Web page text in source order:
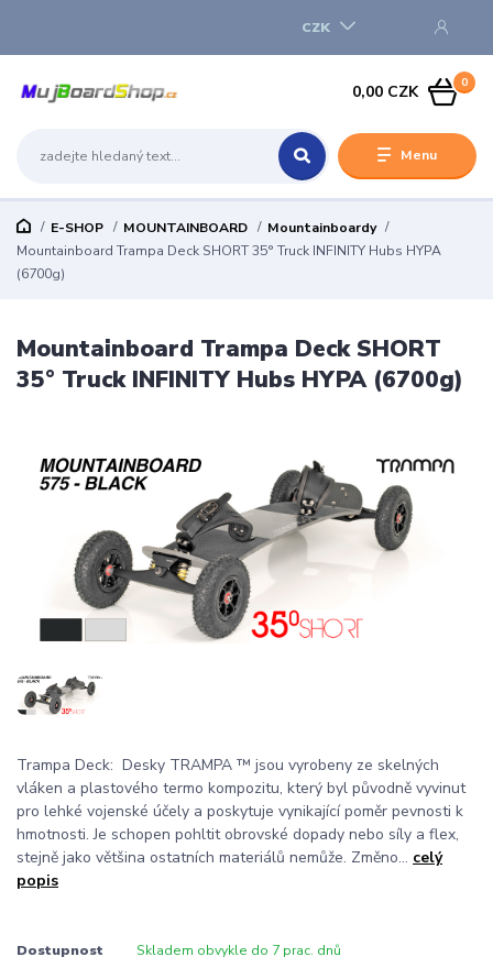
Menu
CZK
0
0,00 CZK
E-SHOP MOUNTAINBOARD
Mountainboardy
Mountainboard Trampa Deck SHORT 35° Truck INFINITY Hubs HYPA
(6700g)
Mountainboard Trampa Deck SHORT
35° Truck INFINITY Hubs HYPA (6700g)
Trampa Deck: Desky TRAMPA ™ jsou vyrobeny ze skelných
vláken a plastového termo kompozitu, který byl původně vyvinut
pro lehké vojenské účely a poskytuje vynikající poměr pevnosti k
hmotnosti. Je schopen pohltit obrovské dopady nebo síly a flex,
stejně jako většina ostatních materiálů nemůže. Změno... celý
popis
Dostupnost Skladem obvykle do 7 prac. dnů